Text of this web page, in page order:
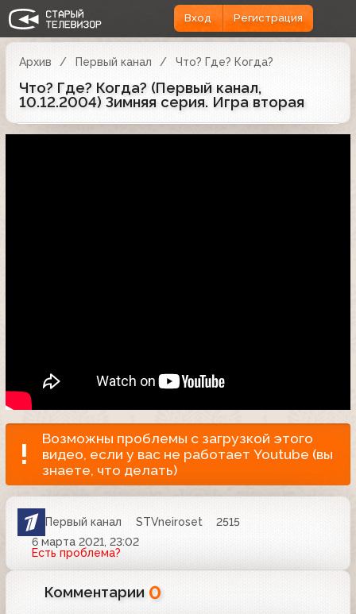
Вход Регистрация
Архив Первый канал Что? Где? Когда?
Что? Где? Когда? (Первый канал,
10.12.2004) Зимняя серия. Игра вторая
Возможны проблемы с загрузкой этого
видео, если у вас не работает Youtube (вы
знаете, что делать)
Первый канал STVneiroset
2515
6 марта 2021, 23:02
Есть проблема?
Комментарии 0